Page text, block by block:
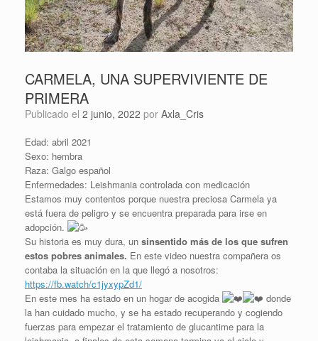
CARMELA, UNA SUPERVIVIENTE DE
PRIMERA
Publicado el 2 junio, 2022 por Axla_Cris
Edad: abril 2021
Sexo: hembra
Raza: Galgo español
Enfermedades: Leishmania controlada con medicación
Estamos muy contentos porque nuestra preciosa Carmela ya
está fuera de peligro y se encuentra preparada para irse en
adopción.
Su historia es muy dura, un sinsentido más de los que sufren
estos pobres animales. En este video nuestra compañera os
contaba la situación en la que llegó a nosotros:
https://fb.watch/c1jyxypZd1/
En este mes ha estado en un hogar de acogida
donde
la han cuidado mucho, y se ha estado recuperando y cogiendo
fuerzas para empezar el tratamiento de glucantime para la